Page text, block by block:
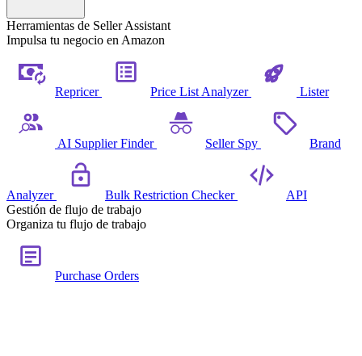
Herramientas de Seller Assistant
Impulsa tu negocio en Amazon
Repricer Price List Analyzer Lister
AI Supplier Finder Seller Spy Brand
Analyzer Bulk Restriction Checker
API
Gestión de flujo de trabajo
Organiza tu flujo de trabajo
Purchase Orders